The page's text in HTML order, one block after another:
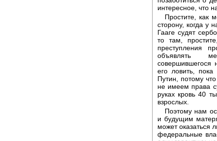
интересное, что
Простите, как
сторону, когда у
Гааге судят
то там,
преступления
объявлять
совершившегося
его ловить,
Путин, потому
не имеем права
руках кровь 40
взрослых.
Поэтому нам
и будущим
может оказаться
федеральные